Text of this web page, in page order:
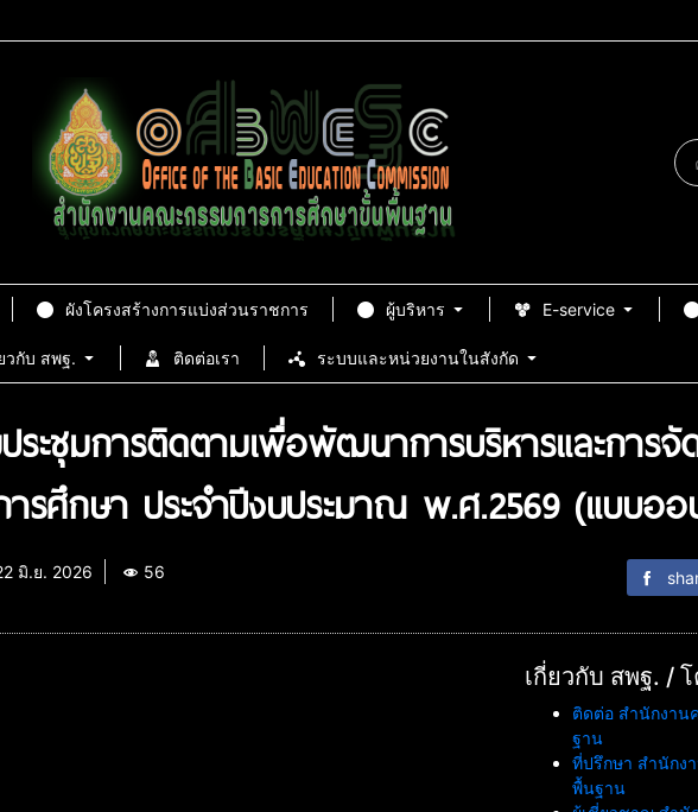
ผังโครงสร้างการแบ่งส่วนราชการ ผู้บริหาร E-service
วกับ สพฐ. ติดต่อเรา ระบบและหน่วยงานในสังกัด
ะชุมการติดตามเพื่อพัฒนาการบริหารและการจั
รศึกษา ประจำปีงบประมาณ พ.ศ.2569 (แบบออ
มิ.ย. 2026 56
เกี่ยวกับ สพฐ. /
ติดต่อ สำนักงาน
ฐาน
ที่ปรึกษา สำนักง
พื้นฐาน